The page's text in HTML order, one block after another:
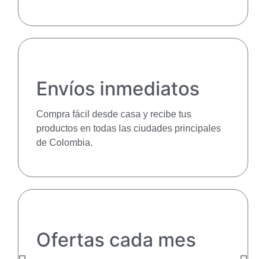
Envíos inmediatos
Compra fácil desde casa y recibe tus
productos en todas las ciudades principales
de Colombia.
Ofertas cada mes